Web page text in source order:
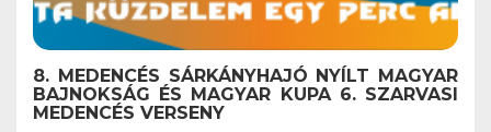
8. MEDENCÉS SÁRKÁNYHAJÓ NYÍLT MAGYAR
BAJNOKSÁG ÉS MAGYAR KUPA 6. SZARVASI
MEDENCÉS VERSENY